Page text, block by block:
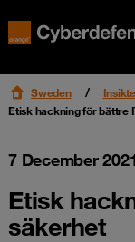
Sweden
Etisk hackning för bättre
7 December 2021
Etisk
säkerhet